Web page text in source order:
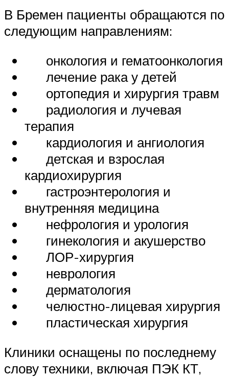
В Бремен пациенты обращаются по
следующим направлениям:
онкология и гематоонкология
лечение рака у детей
ортопедия и хирургия травм
радиология и лучевая
терапия
кардиология и ангиология
детская и взрослая
кардиохирургия
гастроэнтерология и
внутренняя медицина
нефрология и урология
гинекология и акушерство
ЛОР-хирургия
неврология
дерматология
челюстно-лицевая хирургия
пластическая хирургия
Клиники оснащены по последнему
слову техники, включая ПЭК КТ,